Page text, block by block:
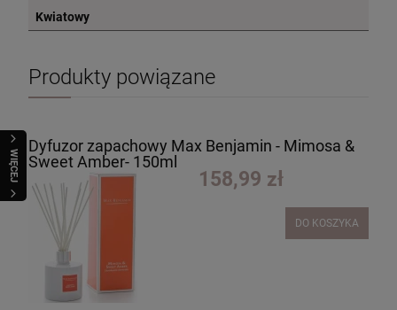
WIĘCEJ
Kwiatowy
Produkty powiązane
Dyfuzor zapachowy Max Benjamin - Mimosa &
Sweet Amber- 150ml
158,99 zł
DO KOSZYKA